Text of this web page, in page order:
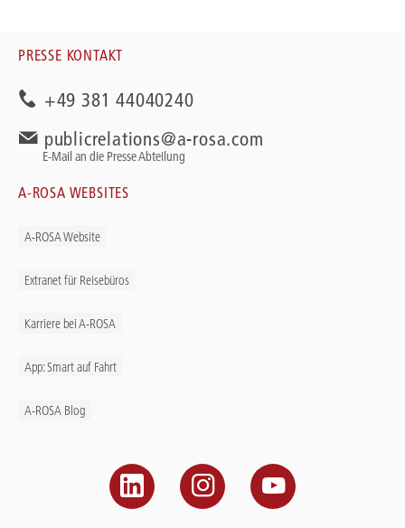
PRESSE KONTAKT
+49 381 44040240
publicrelations@a-rosa.com
E-Mail an die Presse Abteilung
A-ROSA WEBSITES
A-ROSA Website
Extranet für Reisebüros
Karriere bei A-ROSA
App: Smart auf Fahrt
A-ROSA Blog